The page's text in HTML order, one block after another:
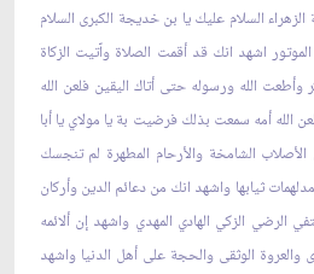
السلام عليك يا بن خديجة الكبرى السلام
الموتور اشهد انك قد أقمت الصلاة واّتيت الزكاة
الله ورسوله حتى أتاك اليقين فلعن الله
الله أمه سمعت بذلك فرضيت بة يا مولاي يا أبا
الشامخة والأرحام المطهرة لم تنجسك
ثيابها واشهد انك من دعائم الدين وأركان
الرضي الزكي الهادي المهدي واشهد إن ألائمه
والعروة الوثقى والحجة على أهل الدنيا واشهد